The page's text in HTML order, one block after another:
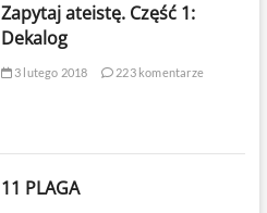
Zapytaj ateistę. Część 1:
Dekalog
3 lutego 2018 223 komentarze
11 PLAGA